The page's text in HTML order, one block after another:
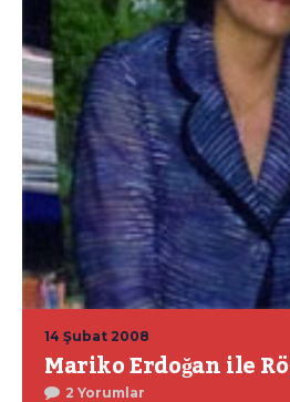
14 Şubat 2008
Mariko Erdoğan ile
2 Yorumlar